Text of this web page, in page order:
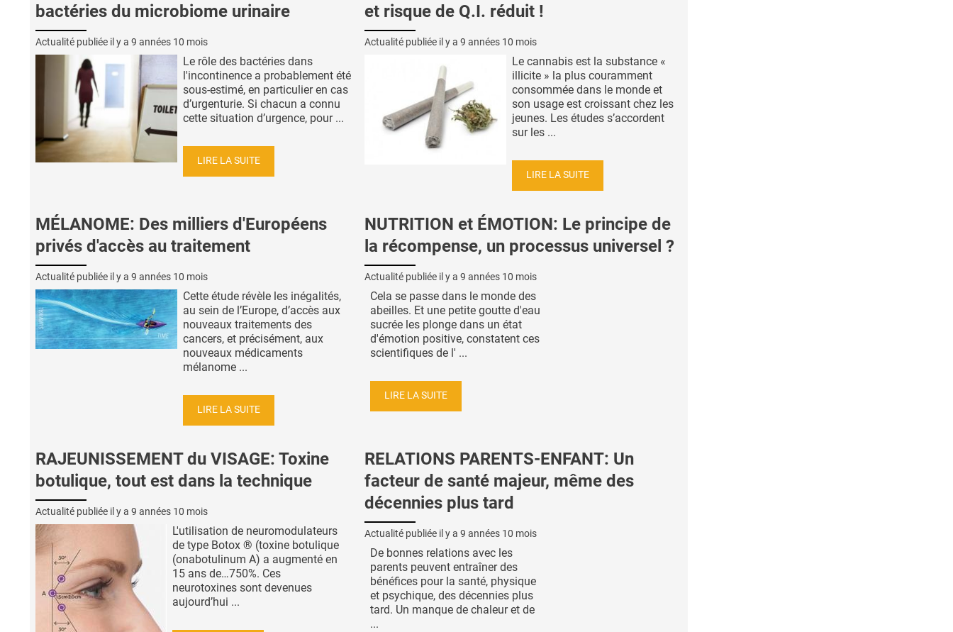
bactéries du microbiome urinaire
Actualité publiée il y a 9 années 10 mois
Le rôle des bactéries dans
l'incontinence a probablement été
sous-estimé, en particulier en cas
d’urgenturie. Si chacun a connu
cette situation d’urgence, pour ...
LIRE LA SUITE
et risque de Q.I. réduit !
Actualité publiée il y a 9 années 10 mois
Le cannabis est la substance «
illicite » la plus couramment
consommée dans le monde et
son usage est croissant chez les
jeunes. Les études s’accordent
sur les ...
LIRE LA SUITE
MÉLANOME: Des milliers d'Européens
privés d'accès au traitement
Actualité publiée il y a 9 années 10 mois
Cette étude révèle les inégalités,
au sein de l’Europe, d’accès aux
nouveaux traitements des
cancers, et précisément, aux
nouveaux médicaments
mélanome ...
LIRE LA SUITE
NUTRITION et ÉMOTION: Le principe de
la récompense, un processus universel ?
Actualité publiée il y a 9 années 10 mois
Cela se passe dans le monde des
abeilles. Et une petite goutte d'eau
sucrée les plonge dans un état
d'émotion positive, constatent ces
scientifiques de l' ...
LIRE LA SUITE
RAJEUNISSEMENT du VISAGE: Toxine
botulique, tout est dans la technique
Actualité publiée il y a 9 années 10 mois
L'utilisation de neuromodulateurs
de type Botox ® (toxine botulique
(onabotulinum A) a augmenté en
15 ans de…750%. Ces
neurotoxines sont devenues
aujourd’hui ...
RELATIONS PARENTS-ENFANT: Un
facteur de santé majeur, même des
décennies plus tard
Actualité publiée il y a 9 années 10 mois
De bonnes relations avec les
parents peuvent entraîner des
bénéfices pour la santé, physique
et psychique, des décennies plus
tard. Un manque de chaleur et de
...